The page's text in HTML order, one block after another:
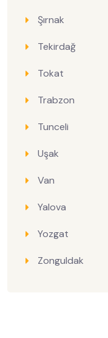
Şırnak
Tekirdağ
Tokat
Trabzon
Tunceli
Uşak
Van
Yalova
Yozgat
Zonguldak